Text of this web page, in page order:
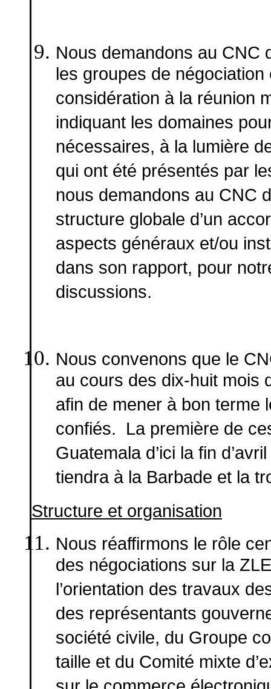
Nous demandons au CNC
les groupes de
considération à la réunion
indiquant les domaines
nécessaires, à la lumière
qui ont été présentés par
nous demandons au CNC
structure globale d’un
aspects généraux et/ou
dans son rapport, pour
discussions.
Nous convenons que le
au cours des dix-huit mois
afin de mener à bon terme
confiés. La première de
Guatemala d’ici la fin
tiendra à la Barbade et la
Structure et organisation
Nous réaffirmons le rôle
des négociations sur la
l’orientation des travaux
des représentants
société civile, du Groupe
taille et du Comité mixte